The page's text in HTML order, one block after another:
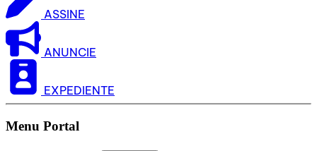
ASSINE
ANUNCIE
EXPEDIENTE
Menu Portal